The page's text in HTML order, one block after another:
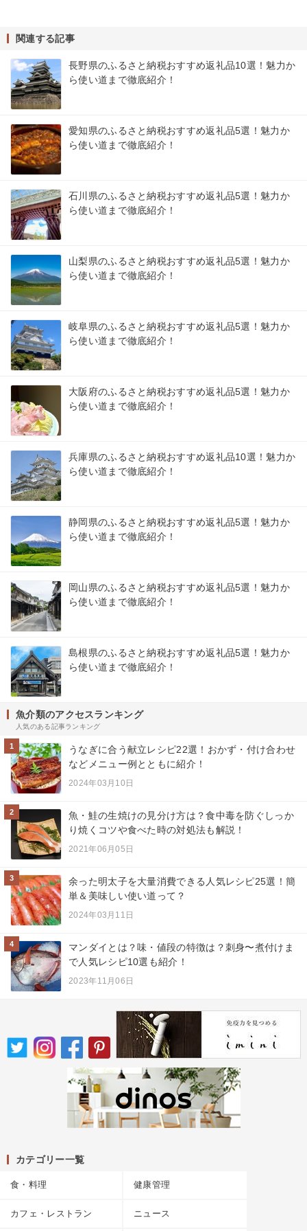
関連する記事
長野県のふるさと納税おすすめ返礼品10選！魅力か
ら使い道まで徹底紹介！
愛知県のふるさと納税おすすめ返礼品5選！魅力か
ら使い道まで徹底紹介！
石川県のふるさと納税おすすめ返礼品5選！魅力か
ら使い道まで徹底紹介！
山梨県のふるさと納税おすすめ返礼品5選！魅力か
ら使い道まで徹底紹介！
岐阜県のふるさと納税おすすめ返礼品5選！魅力か
ら使い道まで徹底紹介！
大阪府のふるさと納税おすすめ返礼品5選！魅力か
ら使い道まで徹底紹介！
兵庫県のふるさと納税おすすめ返礼品10選！魅力か
ら使い道まで徹底紹介！
静岡県のふるさと納税おすすめ返礼品5選！魅力か
ら使い道まで徹底紹介！
岡山県のふるさと納税おすすめ返礼品5選！魅力か
ら使い道まで徹底紹介！
島根県のふるさと納税おすすめ返礼品5選！魅力か
ら使い道まで徹底紹介！
魚介類のアクセスランキング
人気のある記事ランキング
1
うなぎに合う献立レシピ22選！おかず・付け合わせ
などメニュー例とともに紹介！
2024年03月10日
2
魚・鮭の生焼けの見分け方は？食中毒を防ぐしっか
り焼くコツや食べた時の対処法も解説！
2021年06月05日
3
余った明太子を大量消費できる人気レシピ25選！簡
単＆美味しい使い道って？
2024年03月11日
4
マンダイとは？味・値段の特徴は？刺身〜煮付けま
で人気レシピ10選も紹介！
2023年11月06日
カテゴリー一覧
食・料理 健康管理
カフェ・レストラン ニュース